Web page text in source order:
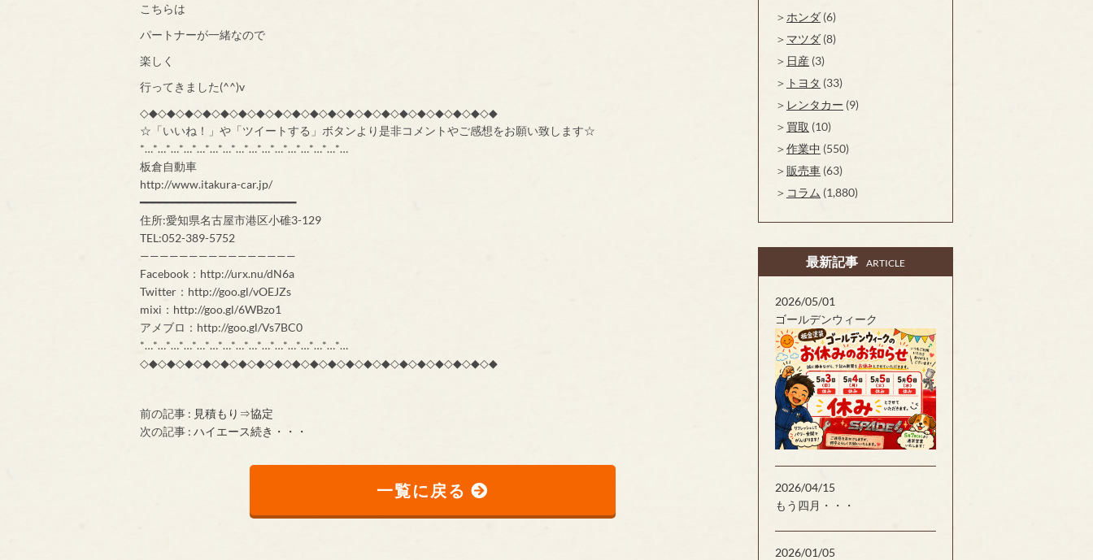
こちらは
パートナーが一緒なので
楽しく
行ってきました(^^)v
◇◆◇◆◇◆◇◆◇◆◇◆◇◆◇◆◇◆◇◆◇◆◇◆◇◆◇◆◇◆◇◆◇◆◇◆◇◆◇◆
☆「いいね！」や「ツイートする」ボタンより是非コメントやご感想をお願い致します☆
*…*…*…*…*…*…*…*…*…*…*…*…*…*…*…*…
板倉自動車
http://www.itakura-car.jp/
━━━━━━━━━━━━━━━━━━━━━━━━
住所:愛知県名古屋市港区小碓3-129
TEL:052-389-5752
————————————————
Facebook：http://urx.nu/dN6a
Twitter：http://goo.gl/vOEJZs
mixi：http://goo.gl/6WBzo1
アメブロ：http://goo.gl/Vs7BC0
*…*…*…*…*…*…*…*…*…*…*…*…*…*…*…*…
◇◆◇◆◇◆◇◆◇◆◇◆◇◆◇◆◇◆◇◆◇◆◇◆◇◆◇◆◇◆◇◆◇◆◇◆◇◆◇◆
前の記事 : 見積もり⇒協定
次の記事 : ハイエース続き・・・
一覧に戻る
ホンダ (6)
マツダ (8)
日産 (3)
トヨタ (33)
レンタカー (9)
買取 (10)
作業中 (550)
販売車 (63)
コラム (1,880)
最新記事 ARTICLE
2026/05/01
ゴールデンウィーク
2026/04/15
もう四月・・・
2026/01/05